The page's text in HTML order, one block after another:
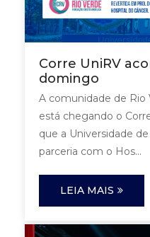
Corre UniRV
domingo
A comunidade de Rio
está chegando o
que a Universidade
parceria com o Hos...
LEIA MAIS